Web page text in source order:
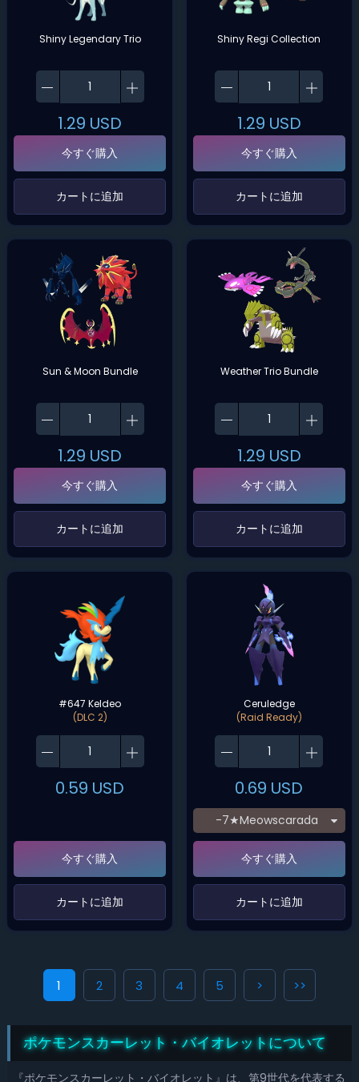
Shiny Legendary Trio
1.29 USD
今すぐ購入
‌カートに追加‌
Shiny Regi Collection
1.29 USD
今すぐ購入
‌カートに追加‌
Sun & Moon Bundle
1.29 USD
今すぐ購入
‌カートに追加‌
Weather Trio Bundle
1.29 USD
今すぐ購入
‌カートに追加‌
#647 Keldeo
(DLC 2)
0.59 USD
今すぐ購入
‌カートに追加‌
Ceruledge
(Raid Ready)
0.69 USD
-7★Meowscarada
今すぐ購入
‌カートに追加‌
1 2 3 4 5 > >>
ポケモンスカーレット・バイオレットについて
『ポケモンスカーレット・バイオレット』は、第9世代を代表する